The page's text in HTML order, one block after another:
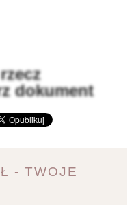
dokument
- TWOJE